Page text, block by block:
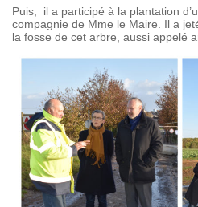
Puis, il a participé à la plantation
compagnie de Mme le Maire. Il a
la fosse de cet arbre, aussi appelé